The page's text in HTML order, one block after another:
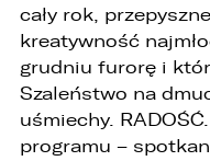
cały rok,
kreatywność
grudniu furorę i
Szaleństwo na
uśmiechy.
programu –
EMAIL